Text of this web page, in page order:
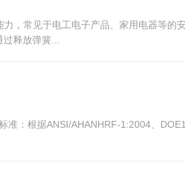
，常见于电工电子产品、家用电器等的
释放弹簧...
：根据ANSI/AHANHRF-1:2004、